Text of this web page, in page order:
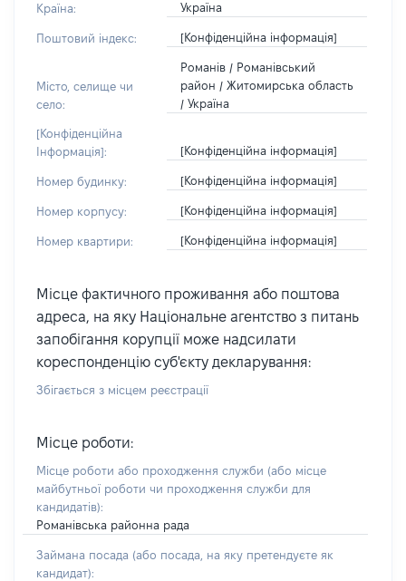
Країна: Україна
Поштовий індекс: [Конфіденційна інформація]
Місто, селище чи
село:
Романів / Романівський
район / Житомирська область
/ Україна
[Конфіденційна
Інформація]:
[Конфіденційна інформація]
Номер будинку: [Конфіденційна інформація]
Номер корпусу: [Конфіденційна інформація]
Номер квартири: [Конфіденційна інформація]
Місце фактичного проживання або поштова
адреса, на яку Національне агентство з питань
запобігання корупції може надсилати
кореспонденцію суб'єкту декларування:
Збігається з місцем реєстрації
Місце роботи:
Місце роботи або проходження служби (або місце
майбутньої роботи чи проходження служби для
кандидатів):
Романівська районна рада
Займана посада (або посада, на яку претендуєте як
кандидат):